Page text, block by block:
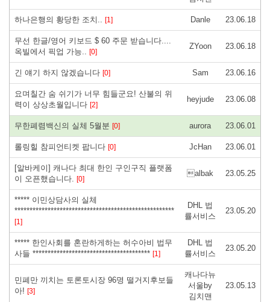
하나은행의 황당한 조치.. [1] Danle 23.06.18
무선 한글/영어 키보드 $ 60 주문 받습니다....
옥빌에서 픽업 가능.. [0]
ZYoon 23.06.18
긴 얘기 하지 않겠습니다 [0] Sam 23.06.16
요며칠간 숨 쉬기가 너무 힘들군요! 산불의 위
력이 상상초월입니다 [2]
heyjude 23.06.08
무한폐렴백신의 실체 5월분 [0] aurora 23.06.01
롤링힐 참피언티켓 팝니다 [0] JcHan 23.06.01
[알바케이] 캐나다 최대 한인 구인구직 플랫폼
이 오픈했습니다. [0]
albak 23.05.25
***** 이민상담사의 실체
*****************************************************
[1]
DHL 법
률서비스
23.05.20
***** 한인사회를 혼란하게하는 허수아비 법무
사들 *************************************** [1]
DHL 법
률서비스
23.05.20
민폐만 끼치는 토론토시장 96명 떨거지후보들
아! [3]
캐나다뉴
서울by
김치맨
23.05.13